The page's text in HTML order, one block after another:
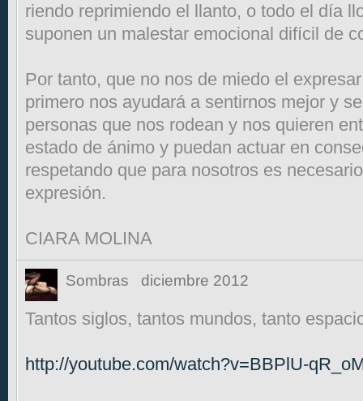
riendo reprimiendo el llanto, o todo el día
suponen un malestar emocional difícil de
Por tanto, que no nos de miedo el
primero nos ayudará a sentirnos mejor y
personas que nos rodean y nos quieren
estado de ánimo y puedan actuar en
respetando que para nosotros es
expresión.
CIARA MOLINA
Sombras diciembre 2012
Tantos siglos, tantos mundos, tanto
http://youtube.com/watch?v=BBPlU-